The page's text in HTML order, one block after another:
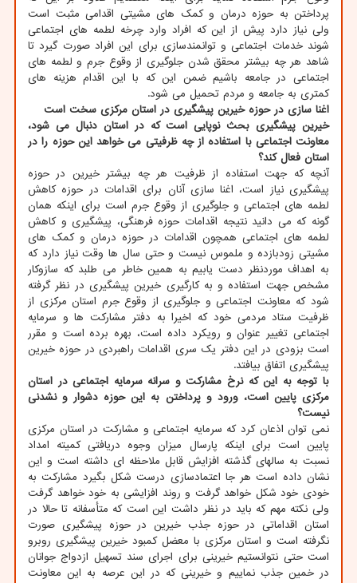
پرداختن به حوزه درمان و کمک های مشیتی اقدامی مثبت است
ولی نیاز دارد پیش از این که افراد وارد چرخه لطمه های اجتماعی
شوند خدمات اجتماعی و توانمندسازی برای این افراد صورت گیرد تا
شاهد هر چه بیشتر محقق شدن جلوگیری از وقوع جرم و لطمه های
اجتماعی در جامعه باشیم ضمن این که با این اقدام هزینه های
کمتری به جامعه و مردم تحمیل می شود.
اغنا سازی در حوزه خیرین پیشگیری در استان مرکزی سخت است
خیرین پیشگیری بحث نوپایی است که در استان دنبال می شود،
معاونت اجتماعی با استفاده از چه ظرفیتی می خواهد این حوزه را در
استان فعال کند؟
آنچه که جهت استفاده از ظرفیت هر چه بیشتر خیرین در حوزه
پیشگیری نیاز است، اغنا سازی آنان برای اقدامات در حوزه کاهش
لطمه های اجتماعی و جلوگیری از وقوع جرم است برای اینکه همان
گونه که می دانید نتیجه اقدامات حوزه فرهنگی، پیشگیری و کاهش
لطمه های اجتماعی همچون اقدامات در حوزه درمان و کمک های
مشیتی زودبازده و ملموس نیست و حتی سال ها وقت نیاز دارد که
به اهداف موردنظر دست یابیم به همین خاطر می طلبد که سازوکار
مشخص جهت استفاده و به کارگیری خیرین پیشگیری در نظر گرفته
شود که معاونت اجتماعی و جلوگیری از وقوع جرم استان مرکزی از
ظرفیت ستاد مردمی خود که اخیرا به دفتر مشارکت ها و سرمایه
اجتماعی تغییر عنوان و رویکرد داده است، بهره برده است و مقرر
است بزودی در این دفتر یک سری اقدامات راهبردی در حوزه خیرین
پیشگیری اتفاق بیافتد.
با توجه به این که نرخ مشارکت و سرانه سرمایه اجتماعی در استان
مرکزی پایین است، ورود و پرداختن به این حوزه دشوار و نشدنی
نیست؟
نمی توان اذعان کرد که سرمایه اجتماعی و مشارکت در استان مرکزی
پایین است برای اینکه پارسال میزان وجوه دریافتی کمیته امداد
نسبت به سالهای گذشته افزایش قابل ملاحظه ای داشته است و این
نشان داده است هر جا اعتمادسازی درست شکل بگیرد مشارکت به
خودی خود شکل خواهد گرفت و روند افزایشی به خود خواهد گرفت
ولی نکته مهم که باید در نظر داشت این است که متأسفانه تا حالا در
استان اقداماتی در حوزه جذب خیرین در حوزه پیشگیری صورت
نگرفته است و استان مرکزی با معضل کمبود خیرین پیشگیری روبرو
است حتی نتوانستیم خیرینی برای اجرای سند تسهیل ازدواج جوانان
در خمین جذب نماییم و خیرینی که در این عرصه به این معاونت